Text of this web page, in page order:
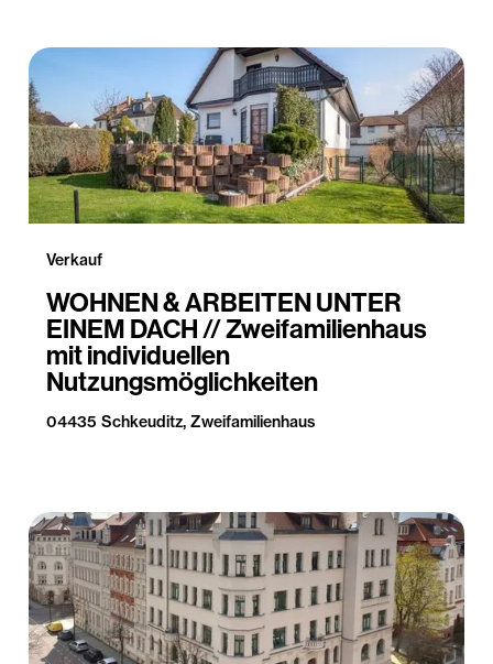
Verkauf
WOHNEN & ARBEITEN UNTER
EINEM DACH // Zweifamilienhaus
mit individuellen
Nutzungsmöglichkeiten
04435 Schkeuditz, Zweifamilienhaus